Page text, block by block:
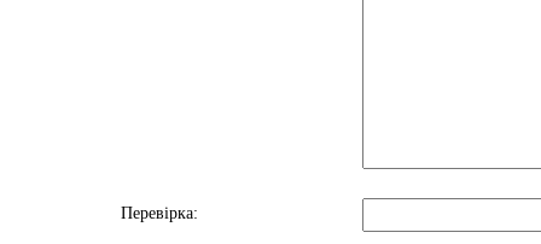
Перевірка: